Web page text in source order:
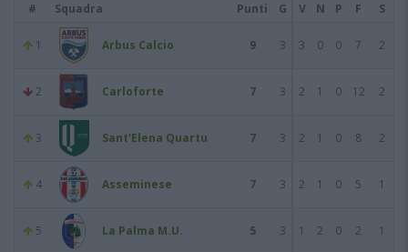
#
Squadra Punti G V N P F S
1 Arbus Calcio 9 3 3 0 0 7 2
2 Carloforte 7 3 2 1 0 12 2
3 Sant'Elena Quartu 7 3 2 1 0 8 2
4 Asseminese 7 3 2 1 0 5 1
5 La Palma M.U. 5 3 1 2 0 2 1